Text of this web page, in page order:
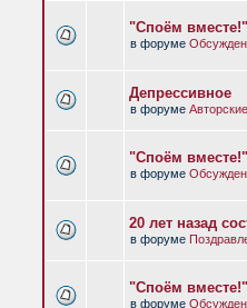
"Споём
в форуме
Депрессивное
в форуме
"Споём
в форуме
20 лет назад
в форуме
"Споём
в форуме